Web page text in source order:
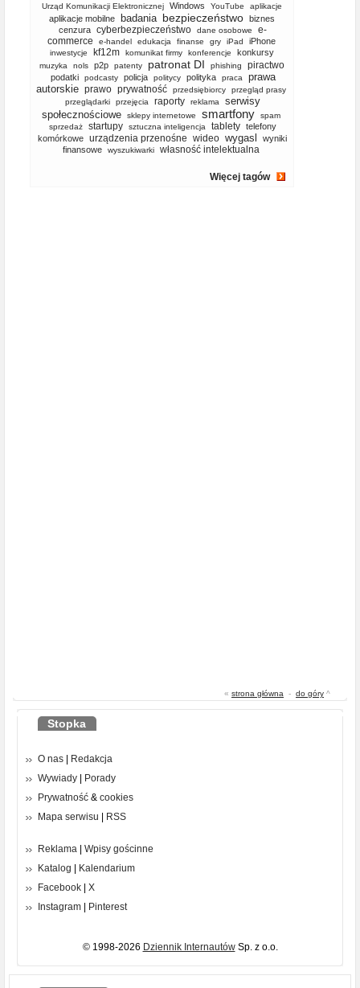
Urząd Komunikacji Elektronicznej Windows YouTube aplikacje
aplikacje mobilne badania bezpieczeństwo biznes
cenzura cyberbezpieczeństwo dane osobowe
e-
commerce
e-handel edukacja finanse gry iPad iPhone
inwestycje kf12m komunikat firmy konferencje konkursy
muzyka nols p2p patenty patronat DI phishing piractwo
podatki podcasty policja politycy polityka praca
prawa
autorskie prawo prywatność przedsiębiorcy
przegląd prasy
przeglądarki
przejęcia raporty reklama
serwisy
społecznościowe
sklepy internetowe smartfony
spam
sprzedaż
startupy sztuczna inteligencja tablety telefony
komórkowe
urządzenia przenośne wideo wygasl
wyniki
finansowe
wyszukiwarki własność intelektualna
Więcej tagów
« strona główna - do góry ^
Stopka
O nas
Redakcja
Wywiady
Porady
Prywatność & cookies
Mapa serwisu
RSS
Reklama
Wpisy gościnne
Katalog
Kalendarium
Facebook
X
Instagram
Pinterest
© 1998-2026 Dziennik InternautówSp. z o.o.